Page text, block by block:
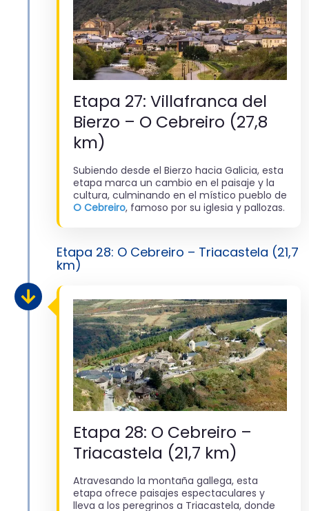
Etapa 27: Villafranca del
Bierzo – O Cebreiro (27,8
km)
Subiendo desde el Bierzo hacia Galicia, esta
etapa marca un cambio en el paisaje y la
cultura, culminando en el místico pueblo de
O Cebreiro, famoso por su iglesia y pallozas.
Etapa 28: O Cebreiro – Triacastela (21,7
km)
Etapa 28: O Cebreiro –
Triacastela (21,7 km)
Atravesando la montaña gallega, esta
etapa ofrece paisajes espectaculares y
lleva a los peregrinos a Triacastela, donde